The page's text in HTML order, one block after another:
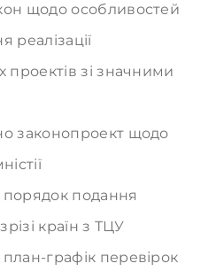
щодо особливостей
реалізації
проектів зі значними
законопроект щодо
подання
країн з ТЦУ
графік перевірок